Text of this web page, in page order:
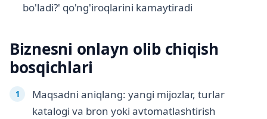
bo'ladi?' qo'ng'iroqlarini kamaytiradi
Biznesni onlayn olib chiqish
bosqichlari
Maqsadni aniqlang: yangi mijozlar, turlar
katalogi va bron yoki avtomatlashtirish